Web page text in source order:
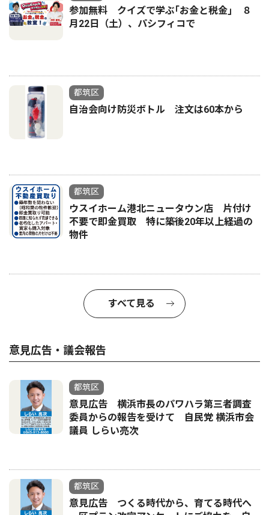
参加無料 クイズで学ぶ｢お金と税金｣ ８
月22日（土）、パシフィコで
都筑区
自治会向け防災ボトル 注文は60本から
都筑区
ウスイホーム港北ニュータウン店 片付け
不要で即金買取 特に築後20年以上経過の
物件
すべて見る
意見広告・議会報告
都筑区
意見広告 横浜市長のパワハラ第三者調査
委員からの報告を受けて 自民党 横浜市会
議員 しらい亮次
都筑区
意見広告 つくる時代から、育てる時代へ